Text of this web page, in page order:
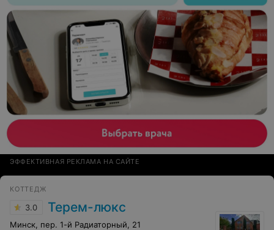
ЭФФЕКТИВНАЯ РЕКЛАМА НА САЙТЕ
КОТТЕДЖ
3.0 Терем-люкс
Минск, пер. 1-й Радиаторный, 21